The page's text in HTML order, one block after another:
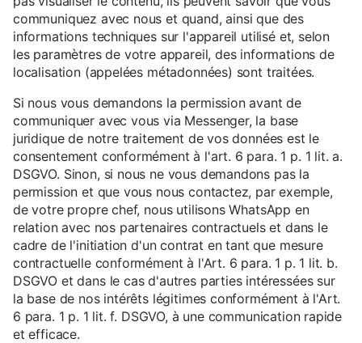
communiquez avec nous et quand, ainsi que des
informations techniques sur l'appareil utilisé et, selon
les paramètres de votre appareil, des informations de
localisation (appelées métadonnées) sont traitées.
Si nous vous demandons la permission avant de
communiquer avec vous via Messenger, la base
juridique de notre traitement de vos données est le
consentement conformément à l'art. 6 para. 1 p. 1 lit. a.
DSGVO. Sinon, si nous ne vous demandons pas la
permission et que vous nous contactez, par exemple,
de votre propre chef, nous utilisons WhatsApp en
relation avec nos partenaires contractuels et dans le
cadre de l'initiation d'un contrat en tant que mesure
contractuelle conformément à l'Art. 6 para. 1 p. 1 lit. b.
DSGVO et dans le cas d'autres parties intéressées sur
la base de nos intérêts légitimes conformément à l'Art.
6 para. 1 p. 1 lit. f. DSGVO, à une communication rapide
et efficace.